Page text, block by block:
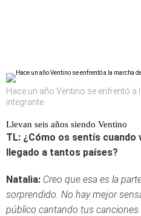
Hace un año Ventino se enfrentó a
integrante
Llevan seis años siendo Ventino
TL: ¿Cómo os sentís cuando
llegado a tantos países?
Natalia: Creo que esa es la
sorprendido. No hay mejor
público cantando tus canciones.